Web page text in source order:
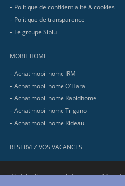
Politique de confidentialité & cookies
Politique de transparence
Le groupe Siblu
MOBIL HOME
Achat mobil home IRM
Achat mobil home O'Hara
Achat mobil home Rapidhome
Achat mobil home Trigano
Achat mobil home Rideau
RESERVEZ VOS VACANCES
© siblu . Siege social : Europarc - 10 av.